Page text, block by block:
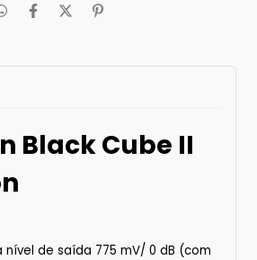
Black Cube II
nível de saída 775 mV/ 0 dB (com